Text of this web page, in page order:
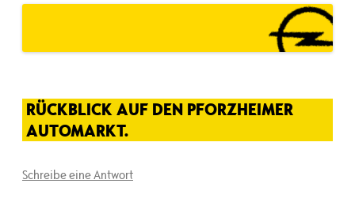
RÜCKBLICK AUF DEN PFORZHEIMER
AUTOMARKT.
Schreibe eine Antwort